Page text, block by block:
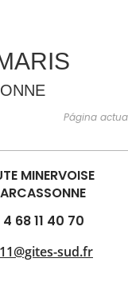
HACER
Página
MINERVOISE
68 11 40 70
sud.fr